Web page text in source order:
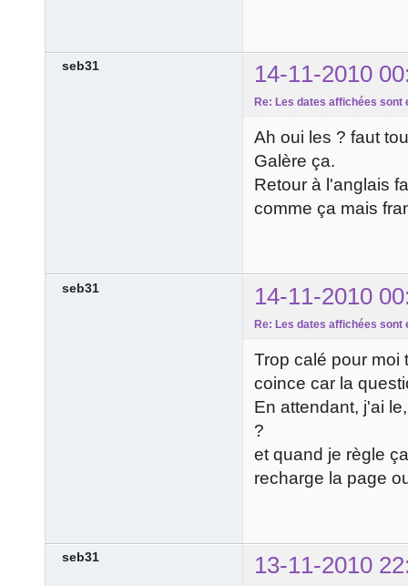
seb31 14-11-2010
Re: Les dates affichées sont
Ah oui les ? faut
Galère ça.
Retour à l'anglais
comme ça mais
seb31 14-11-2010
Re: Les dates affichées sont
Trop calé pour moi
coince car la
En attendant, j'ai
?
et quand je règle
recharge la page
seb31 13-11-2010